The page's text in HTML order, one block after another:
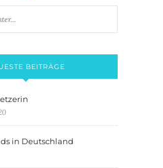
BEITRÄGE
in Deutschland